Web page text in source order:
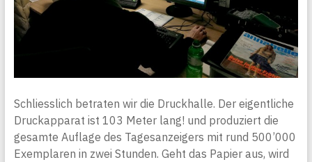
Schliesslich betraten wir die Druckhalle. Der eigentliche
Druckapparat ist 103 Meter lang! und produziert die
gesamte Auflage des Tagesanzeigers mit rund 500’000
Exemplaren in zwei Stunden. Geht das Papier aus, wird